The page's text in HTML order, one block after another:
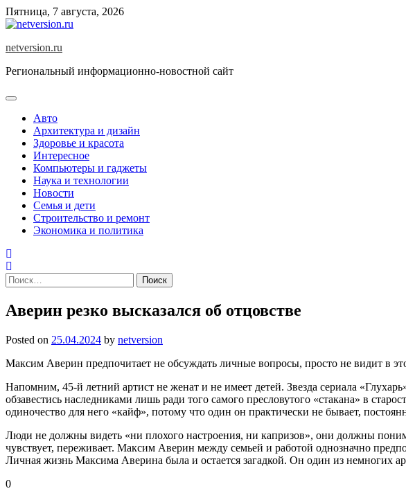
Skip
to
Пятница, 7 августа, 2026
netversion.ru
Региональный информационно-новостной сайт
Авто
Архитектура и дизайн
Здоровье и красота
Интересное
Компьютеры и гаджеты
Наука и технологии
Новости
Семья и дети
Строительство и ремонт
Экономика и политика
Найти:
Аверин резко высказался об отцовстве
Posted on 25.04.2024 by netversion
Максим Аверин предпочитает не обсуждать личные вопросы, просто не видит в
Напомним, 45-й летний артист не женат и не имеет детей. Звезда сериала
обзавестись наследниками лишь ради того самого пресловутого «стакана» в
одиночество для него «кайф», потому что один он практически не бывает,
Люди не должны видеть «ни плохого настроения, ни капризов», они должны
чувствует, переживает. Максим Аверин между семьей и работой однозначно
Личная жизнь Максима Аверина была и остается загадкой. Он один из немногих
0